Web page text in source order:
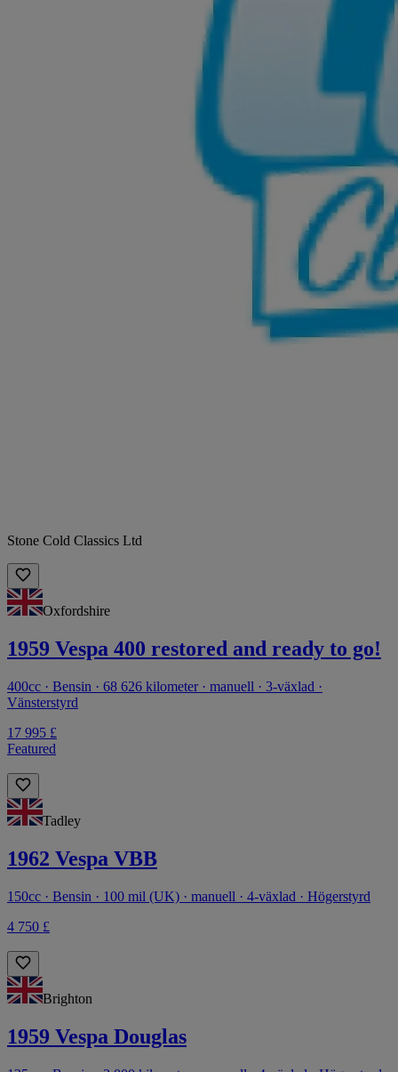
Stone Cold Classics Ltd
Oxfordshire
1959 Vespa 400 restored and ready to go!
400cc · Bensin · 68 626 kilometer · manuell · 3-växlad ·
Vänsterstyrd
17 995 £
Featured
Tadley
1962 Vespa VBB
150cc · Bensin · 100 mil (UK) · manuell · 4-växlad · Högerstyrd
4 750 £
Brighton
1959 Vespa Douglas